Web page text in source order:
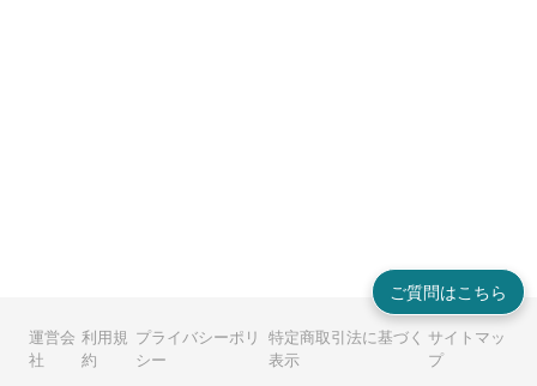
ご質問はこちら
運営会
社
利用規
約
プライバシーポリ
シー
特定商取引法に基づく
表示
サイトマッ
プ